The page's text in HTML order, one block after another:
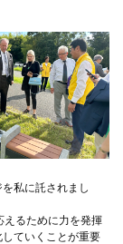
私に託されまし
えるために力を発揮
ていくことが重要